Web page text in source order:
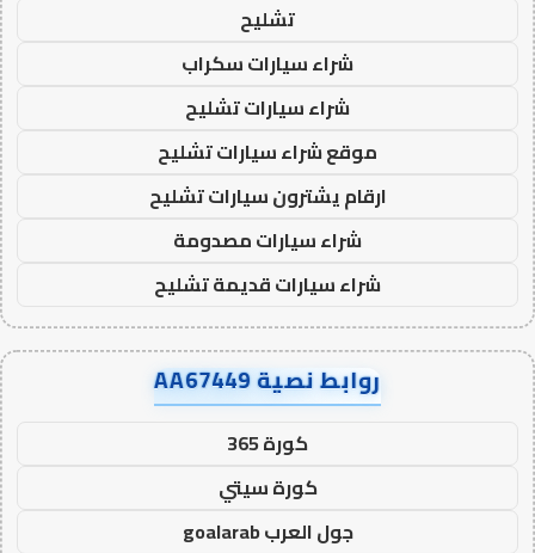
تشليح
شراء سيارات سكراب
شراء سيارات تشليح
موقع شراء سيارات تشليح
ارقام يشترون سيارات تشليح
شراء سيارات مصدومة
شراء سيارات قديمة تشليح
روابط نصية AA67449
كورة 365
كورة سيتي
جول العرب goalarab